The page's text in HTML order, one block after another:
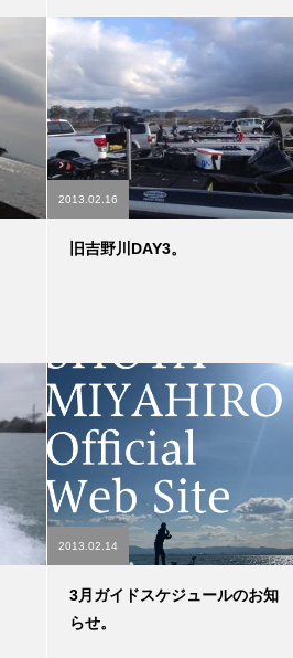
2013.02.16
旧吉野川DAY3。
2013.02.14
3月ガイドスケジュールのお知
らせ。